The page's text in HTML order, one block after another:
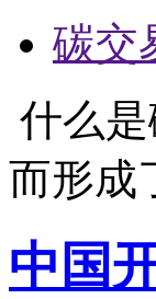
碳交
什么
而形成
中国